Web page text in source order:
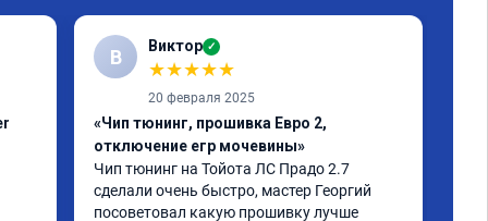
В Виктор ✓
★★★★★
20 февраля 2025
«Чип тюнинг, прошивка Евро 2,
отключение егр мочевины»
Чип тюнинг на Тойота ЛС Прадо 2.7
сделали очень быстро, мастер Георгий
посоветовал какую прошивку лучше